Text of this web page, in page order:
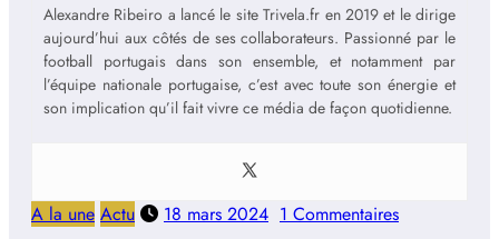
Alexandre Ribeiro a lancé le site Trivela.fr en 2019 et le dirige
aujourd’hui aux côtés de ses collaborateurs. Passionné par le
football portugais dans son ensemble, et notamment par
l’équipe nationale portugaise, c’est avec toute son énergie et
son implication qu’il fait vivre ce média de façon quotidienne.
A la une Actu 18 mars 2024 1 Commentaires